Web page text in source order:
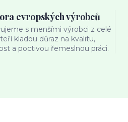
evropských výrobců
s menšími výrobci z celé
kladou důraz na kvalitu,
a poctivou řemeslnou práci.